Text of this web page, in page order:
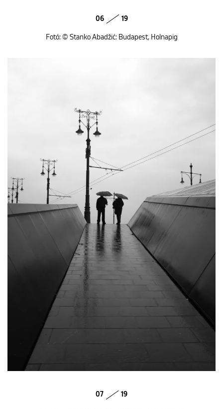
06 19
Fotó: © Stanko Abadžić: Budapest, Holnapig
07 19